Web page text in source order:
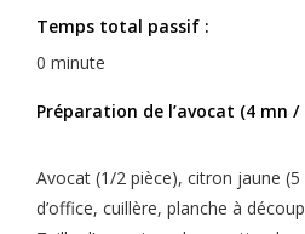
Temps total passif :
0 minute
Préparation de l’avocat (4 mn /
Avocat (1/2 pièce), citron jaune
d’office, cuillère, planche à